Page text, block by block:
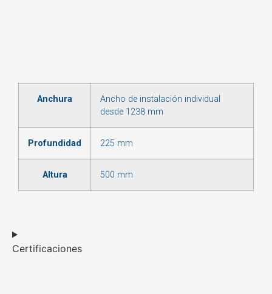
Anchura
Ancho de instalación individual
desde 1238 mm
Profundidad 225 mm
Altura 500 mm
Certificaciones